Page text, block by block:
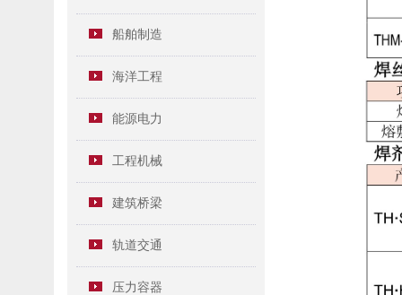
船舶制造
海洋工程
能源电力
工程机械
建筑桥梁
轨道交通
压力容器